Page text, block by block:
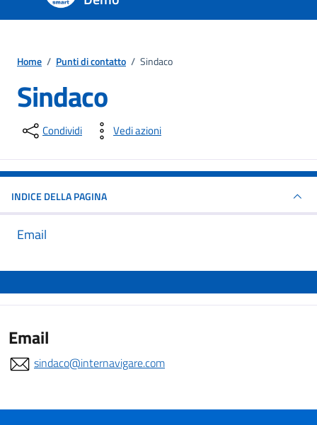
Home / Punti di contatto / Sindaco
Sindaco
Condividi Vedi azioni
INDICE DELLA PAGINA
Email
Email
sindaco@internavigare.com